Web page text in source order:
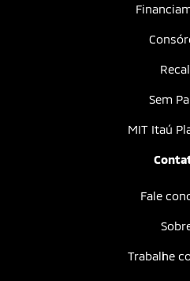
Sem
MIT Itaú
Fale
Trabalhe